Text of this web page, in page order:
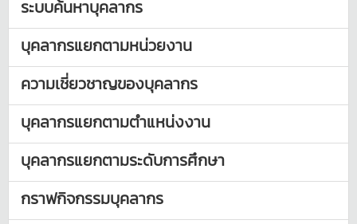
ระบบค้นหาบุคลากร
บุคลากรแยกตามหน่วยงาน
ความเชี่ยวชาญของบุคลากร
บุคลากรแยกตามตำแหน่งงาน
บุคลากรแยกตามระดับการศึกษา
กราฟกิจกรรมบุคลากร